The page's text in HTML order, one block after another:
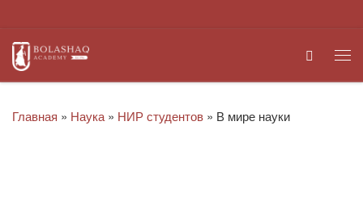
Search
Главная » Наука » НИР студентов » В мире науки